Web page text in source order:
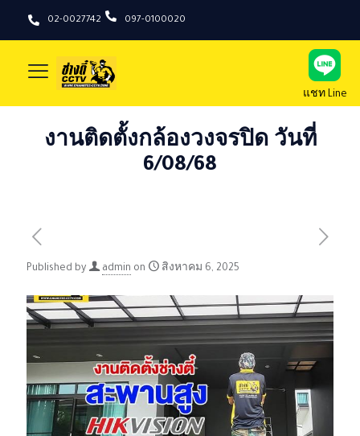
02-0027742 097-0100020
แชท Line
งานติดตั้งกล้องวงจรปิด วันที่
6/08/68
Published by admin on สิงหาคม 6, 2025